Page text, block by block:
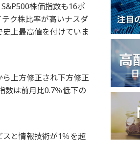
株価指数も16ポ
ク株比率が高いナスダ
上最高値を付けていま
上方修正され下方修正
数は前月比0.7％低下の
と情報技術が1％を超